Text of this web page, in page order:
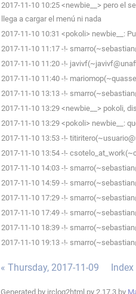
2017-11-10 10:25 <newbie__> pero el
llega a cargar el menú ni nada
2017-11-10 10:31 <pokoli> newbie__:
2017-11-10 11:17 -!-
2017-11-10 11:20 -!-
2017-11-10 11:40 -!-
2017-11-10 13:13 -!-
2017-11-10 13:29 <newbie__> pokoli,
2017-11-10 13:29 <pokoli> newbie__:
2017-11-10 13:53 -!-
2017-11-10 13:54 -!-
2017-11-10 14:03 -!-
2017-11-10 14:59 -!-
2017-11-10 17:29 -!-
2017-11-10 17:49 -!-
2017-11-10 18:39 -!-
2017-11-10 19:13 -!-
« Thursday, 2017-11-09 Index
Generated by irclog2html.py 2.17.3 by